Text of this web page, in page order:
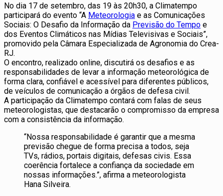
No dia 17 de setembro, das 19 às 20h30, a Climatempo
participará do evento “A Meteorologia e as Comunicações
Sociais: O Desafio da Informação da Previsão do Tempo e
dos Eventos Climáticos nas Mídias Televisivas e Sociais”,
promovido pela Câmara Especializada de Agronomia do Crea-
RJ.
O encontro, realizado online, discutirá os desafios e as
responsabilidades de levar a informação meteorológica de
forma clara, confiável e acessível para diferentes públicos,
de veículos de comunicação a órgãos de defesa civil.
A participação da Climatempo contará com falas de seus
meteorologistas, que destacarão o compromisso da empresa
com a consistência da informação.
“Nossa responsabilidade é garantir que a mesma
previsão chegue de forma precisa a todos, seja
TVs, rádios, portais digitais, defesas civis. Essa
coerência fortalece a confiança da sociedade em
nossas informações.”, afirma a meteorologista
Hana Silveira.